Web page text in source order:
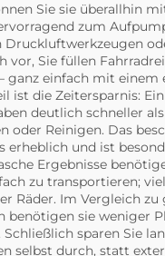
Sie sie überallhin
zum
Druckluftwerkzeugen
vor, Sie füllen
ganz einfach mit einem
ist die Zeitersparnis:
deutlich schneller
oder Reinigen. Das
erheblich und ist
Ergebnisse
zu transportieren;
Räder. Im Vergleich
benötigen sie weniger
Schließlich sparen Sie
selbst durch, statt